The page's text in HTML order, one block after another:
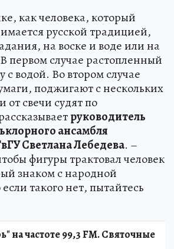
как человека, который
русской традицией,
на воске и воде или на
первом случае растопленный
с водой. Во втором случае
поджигают с нескольких
от свечи судят по
руководитель
ансамбля
Светлана Лебедева. –
фигуры трактовал человек
знаком с народной
такого нет, пытайтесь
на частоте 99,3 FM. Святочные